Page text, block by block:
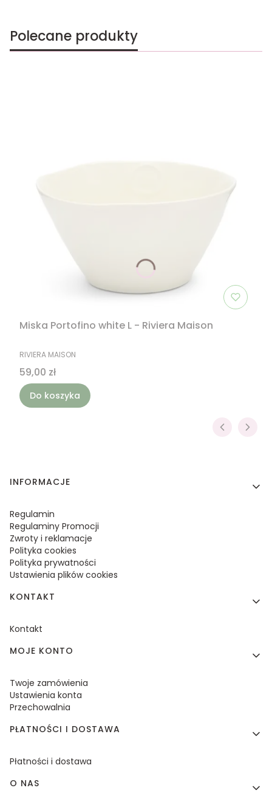
Polecane produkty
Miska Portofino white L - Riviera Maison
PRODUCENT
RIVIERA MAISON
Cena
59,00 zł
Do koszyka
Linki w stopce
INFORMACJE
Regulamin
Regulaminy Promocji
Zwroty i reklamacje
Polityka cookies
Polityka prywatności
Ustawienia plików cookies
KONTAKT
Kontakt
MOJE KONTO
Twoje zamówienia
Ustawienia konta
Przechowalnia
PŁATNOŚCI I DOSTAWA
Płatności i dostawa
O NAS